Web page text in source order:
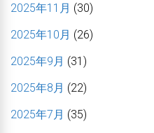
2025年11月 (30)
2025年10月 (26)
2025年9月 (31)
2025年8月 (22)
2025年7月 (35)